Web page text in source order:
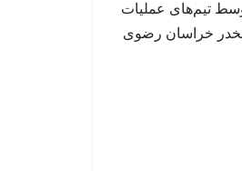
توسط تیم‌های عملیات
مخدر خراسان رضوی